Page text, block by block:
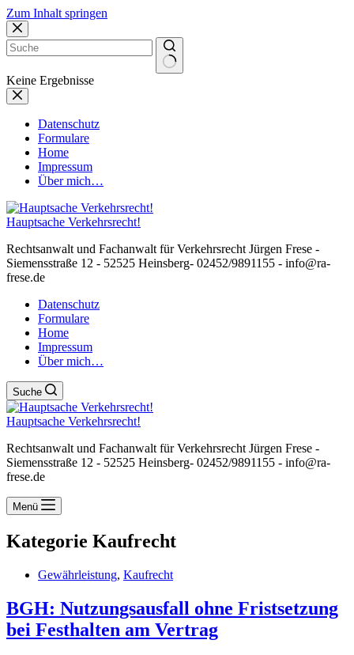
Zum Inhalt springen
Keine Ergebnisse
Datenschutz
Formulare
Home
Impressum
Über mich…
Hauptsache Verkehrsrecht!
Rechtsanwalt und Fachanwalt für Verkehrsrecht Jürgen Frese -
Siemensstraße 12 - 52525 Heinsberg- 02452/9891155 - info@ra-
frese.de
Datenschutz
Formulare
Home
Impressum
Über mich…
Suche
Hauptsache Verkehrsrecht!
Rechtsanwalt und Fachanwalt für Verkehrsrecht Jürgen Frese -
Siemensstraße 12 - 52525 Heinsberg- 02452/9891155 - info@ra-
frese.de
Menü
Kategorie Kaufrecht
Gewährleistung, Kaufrecht
BGH: Nutzungsausfall ohne Fristsetzung
bei Festhalten am Vertrag